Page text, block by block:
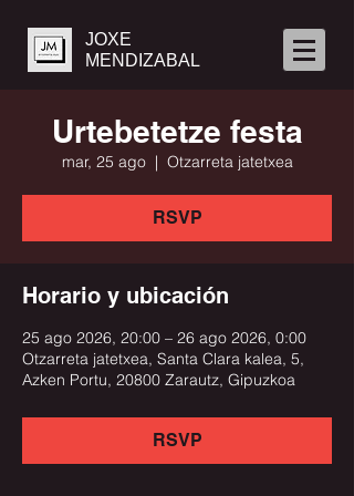
JOXE
MENDIZABAL
Urtebetetze festa
mar, 25 ago
  |
Otzarreta jatetxea
RSVP
Horario y ubicación
25 ago 2026, 20:00 – 26 ago 2026, 0:00
Otzarreta jatetxea, Santa Clara kalea, 5,
Azken Portu, 20800 Zarautz, Gipuzkoa
RSVP